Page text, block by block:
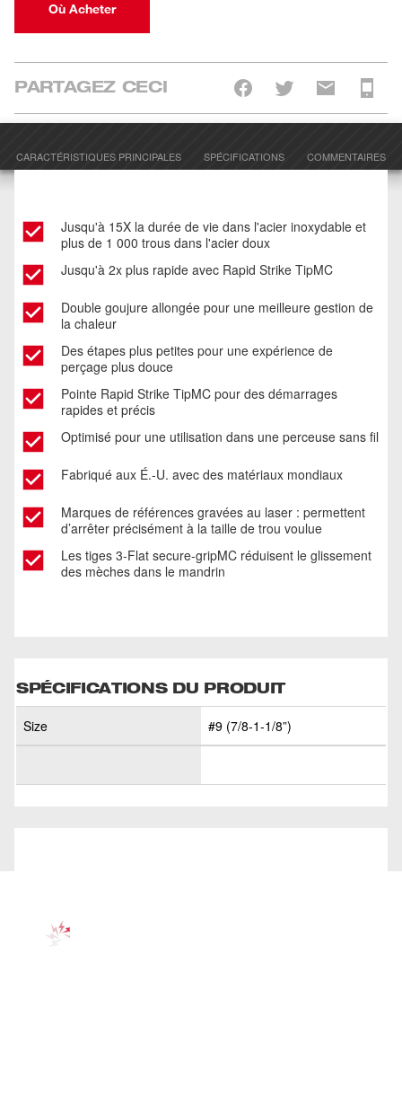
Où Acheter
PARTAGEZ CECI
CARACTÉRISTIQUES PRINCIPALES SPÉCIFICATIONS COMMENTAIRES
Jusqu'à 15X la durée de vie dans l'acier inoxydable et
plus de 1 000 trous dans l'acier doux
Jusqu'à 2x plus rapide avec Rapid Strike TipMC
Double goujure allongée pour une meilleure gestion de
la chaleur
Des étapes plus petites pour une expérience de
perçage plus douce
Pointe Rapid Strike TipMC pour des démarrages
rapides et précis
Optimisé pour une utilisation dans une perceuse sans fil
Fabriqué aux É.-U. avec des matériaux mondiaux
Marques de références gravées au laser : permettent
d’arrêter précisément à la taille de trou voulue
Les tiges 3-Flat secure-gripMC réduisent le glissement
des mèches dans le mandrin
SPÉCIFICATIONS DU PRODUIT
Size #9 (7/8-1-1/8”)